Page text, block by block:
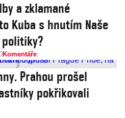
a zklamané
Kuba s hnutím Naše
Komentáře
Prahou prošel
pokřikovali